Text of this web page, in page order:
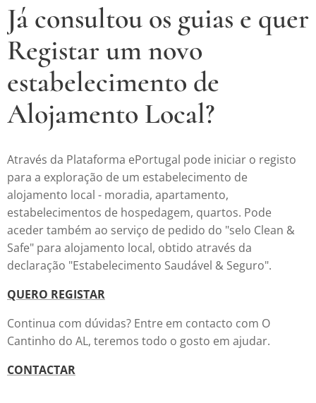
Já consultou os guias e quer
Registar um novo
estabelecimento de
Alojamento Local?
Através da Plataforma ePortugal pode iniciar o registo
para a exploração de um estabelecimento de
alojamento local - moradia, apartamento,
estabelecimentos de hospedagem, quartos. Pode
aceder também ao serviço de pedido do "selo Clean &
Safe" para alojamento local, obtido através da
declaração "Estabelecimento Saudável & Seguro".
QUERO REGISTAR
Continua com dúvidas? Entre em contacto com O
Cantinho do AL, teremos todo o gosto em ajudar.
CONTACTAR